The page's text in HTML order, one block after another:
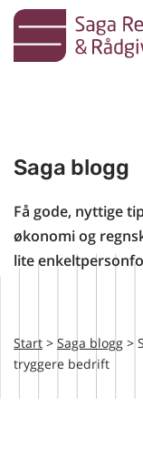
Skip
content
Saga blogg
Få gode, nyttige
økonomi og
lite
Start > Saga blogg >
tryggere bedrift